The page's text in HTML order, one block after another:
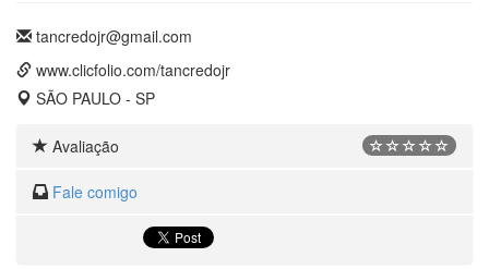
tancredojr@gmail.com
www.clicfolio.com/tancredojr
SÃO PAULO - SP
Avaliação
Fale comigo